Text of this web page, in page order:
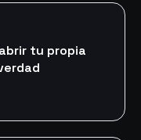
tu propia